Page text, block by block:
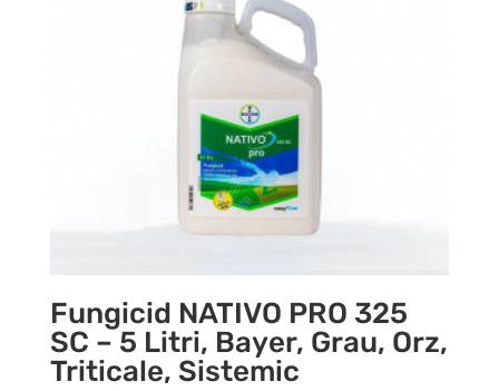
Fungicid NATIVO PRO 325
SC – 5 Litri, Bayer, Grau, Orz,
Triticale, Sistemic